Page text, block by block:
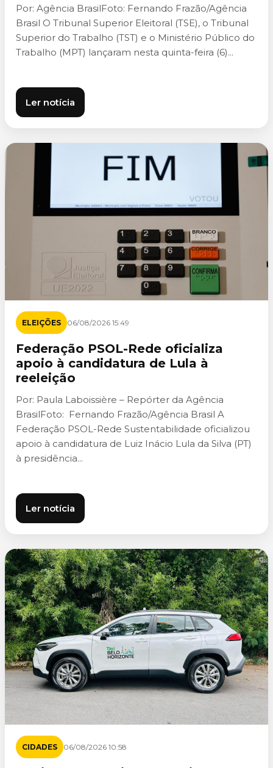
Por: Agência BrasilFoto: Fernando Frazão/Agência
Brasil O Tribunal Superior Eleitoral (TSE), o Tribunal
Superior do Trabalho (TST) e o Ministério Público do
Trabalho (MPT) lançaram nesta quinta-feira (6)...
Ler notícia
ELEIÇÕES 06/08/2026 15:49
Federação PSOL-Rede oficializa
apoio à candidatura de Lula à
reeleição
Por: Paula Laboissière – Repórter da Agência
BrasilFoto: Fernando Frazão/Agência Brasil A
Federação PSOL-Rede Sustentabilidade oficializou
apoio à candidatura de Luiz Inácio Lula da Silva (PT)
à presidência...
Ler notícia
CIDADES 06/08/2026 10:58